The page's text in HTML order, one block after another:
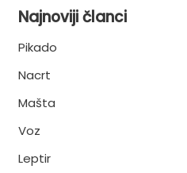
Najnoviji članci
Pikado
Nacrt
Mašta
Voz
Leptir